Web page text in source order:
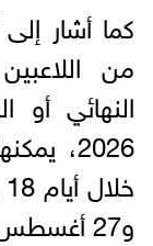
كما أشار
من
النهائي
2026،
و27 أغسطس، وذلك بناءً على طلبها.